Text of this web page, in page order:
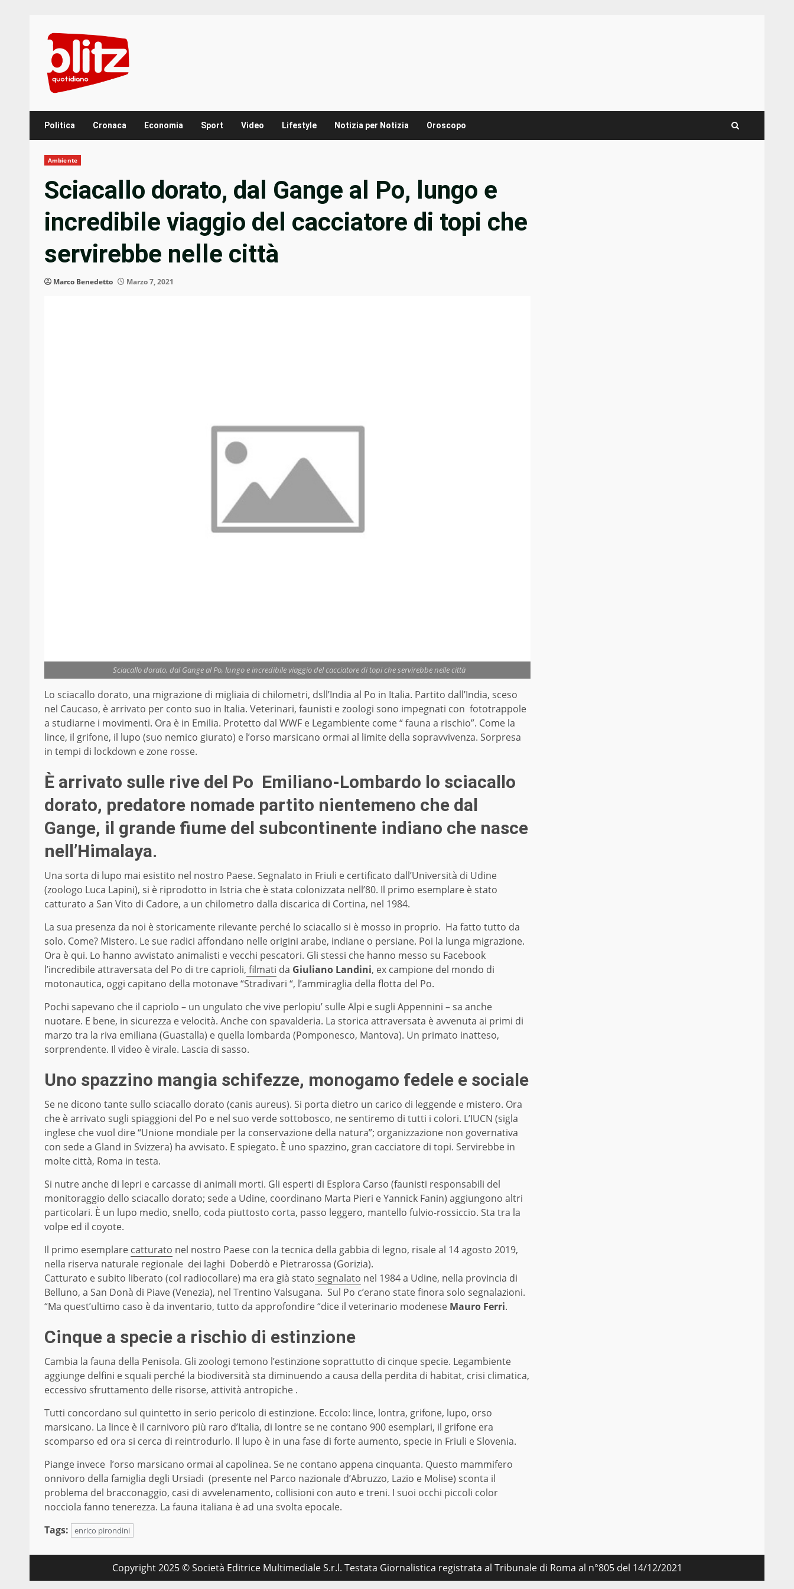
content
Politica Cronaca Economia Sport Video Lifestyle Notizia per Notizia Oroscopo
Ambiente
Sciacallo dorato, dal Gange al Po, lungo e
incredibile viaggio del cacciatore di topi che
servirebbe nelle città
Marco Benedetto Marzo 7, 2021
Sciacallo dorato, dal Gange al Po, lungo e incredibile viaggio del cacciatore di topi che servirebbe nelle città
Lo sciacallo dorato, una migrazione di migliaia di chilometri, dsll’India al Po in Italia. Partito dall’India, sceso
nel Caucaso, è arrivato per conto suo in Italia. Veterinari, faunisti e zoologi sono impegnati con fototrappole
a studiarne i movimenti. Ora è in Emilia. Protetto dal WWF e Legambiente come “ fauna a rischio”. Come la
lince, il grifone, il lupo (suo nemico giurato) e l’orso marsicano ormai al limite della sopravvivenza. Sorpresa
in tempi di lockdown e zone rosse.
È arrivato sulle rive del Po Emiliano-Lombardo lo sciacallo
dorato, predatore nomade partito nientemeno che dal
Gange, il grande fiume del subcontinente indiano che nasce
nell’Himalaya.
Una sorta di lupo mai esistito nel nostro Paese. Segnalato in Friuli e certificato dall’Università di Udine
(zoologo Luca Lapini), si è riprodotto in Istria che è stata colonizzata nell’80. Il primo esemplare è stato
catturato a San Vito di Cadore, a un chilometro dalla discarica di Cortina, nel 1984.
La sua presenza da noi è storicamente rilevante perché lo sciacallo si è mosso in proprio. Ha fatto tutto da
solo. Come? Mistero. Le sue radici affondano nelle origini arabe, indiane o persiane. Poi la lunga migrazione.
Ora è qui. Lo hanno avvistato animalisti e vecchi pescatori. Gli stessi che hanno messo su Facebook
l’incredibile attraversata del Po di tre caprioli, filmati da Giuliano Landini, ex campione del mondo di
motonautica, oggi capitano della motonave “Stradivari “, l’ammiraglia della flotta del Po.
Pochi sapevano che il capriolo – un ungulato che vive perlopiu’ sulle Alpi e sugli Appennini – sa anche
nuotare. E bene, in sicurezza e velocità. Anche con spavalderia. La storica attraversata è avvenuta ai primi di
marzo tra la riva emiliana (Guastalla) e quella lombarda (Pomponesco, Mantova). Un primato inatteso,
sorprendente. Il video è virale. Lascia di sasso.
Uno spazzino mangia schifezze, monogamo fedele e sociale
Se ne dicono tante sullo sciacallo dorato (canis aureus). Si porta dietro un carico di leggende e mistero. Ora
che è arrivato sugli spiaggioni del Po e nel suo verde sottobosco, ne sentiremo di tutti i colori. L’IUCN (sigla
inglese che vuol dire “Unione mondiale per la conservazione della natura”; organizzazione non governativa
con sede a Gland in Svizzera) ha avvisato. E spiegato. È uno spazzino, gran cacciatore di topi. Servirebbe in
molte città, Roma in testa.
Si nutre anche di lepri e carcasse di animali morti. Gli esperti di Esplora Carso (faunisti responsabili del
monitoraggio dello sciacallo dorato; sede a Udine, coordinano Marta Pieri e Yannick Fanin) aggiungono altri
particolari. È un lupo medio, snello, coda piuttosto corta, passo leggero, mantello fulvio-rossiccio. Sta tra la
volpe ed il coyote.
Il primo esemplare catturato nel nostro Paese con la tecnica della gabbia di legno, risale al 14 agosto 2019,
nella riserva naturale regionale dei laghi Doberdò e Pietrarossa (Gorizia).
Catturato e subito liberato (col radiocollare) ma era già stato segnalato nel 1984 a Udine, nella provincia di
Belluno, a San Donà di Piave (Venezia), nel Trentino Valsugana. Sul Po c’erano state finora solo segnalazioni.
“Ma quest’ultimo caso è da inventario, tutto da approfondire “dice il veterinario modenese Mauro Ferri.
Cinque a specie a rischio di estinzione
Cambia la fauna della Penisola. Gli zoologi temono l’estinzione soprattutto di cinque specie. Legambiente
aggiunge delfini e squali perché la biodiversità sta diminuendo a causa della perdita di habitat, crisi climatica,
eccessivo sfruttamento delle risorse, attività antropiche .
Tutti concordano sul quintetto in serio pericolo di estinzione. Eccolo: lince, lontra, grifone, lupo, orso
marsicano. La lince è il carnivoro più raro d’Italia, di lontre se ne contano 900 esemplari, il grifone era
scomparso ed ora si cerca di reintrodurlo. Il lupo è in una fase di forte aumento, specie in Friuli e Slovenia.
Piange invece l’orso marsicano ormai al capolinea. Se ne contano appena cinquanta. Questo mammifero
onnivoro della famiglia degli Ursiadi (presente nel Parco nazionale d’Abruzzo, Lazio e Molise) sconta il
problema del bracconaggio, casi di avvelenamento, collisioni con auto e treni. I suoi occhi piccoli color
nocciola fanno tenerezza. La fauna italiana è ad una svolta epocale.
Tags:
enrico pirondini
Copyright 2025 © Società Editrice Multimediale S.r.l. Testata Giornalistica registrata al Tribunale di Roma al n°805 del 14/12/2021